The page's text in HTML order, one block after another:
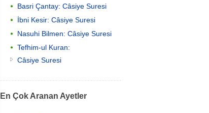
Basri Çantay: Câsiye Suresi
İbni Kesir: Câsiye Suresi
Nasuhi Bilmen: Câsiye Suresi
Tefhim-ul Kuran:
Câsiye Suresi
En Çok Aranan Ayetler